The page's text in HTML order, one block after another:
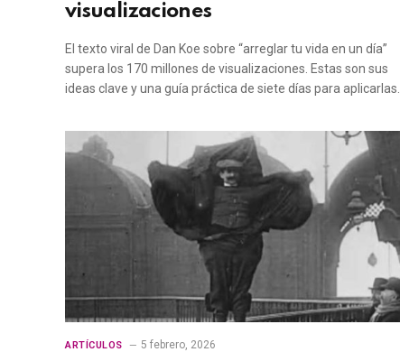
visualizaciones
El texto viral de Dan Koe sobre “arreglar tu vida en un día”
supera los 170 millones de visualizaciones. Estas son sus
ideas clave y una guía práctica de siete días para aplicarlas.
ARTÍCULOS 5 febrero, 2026